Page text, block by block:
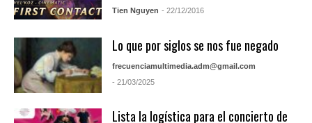
Tien Nguyen - 22/12/2016
Lo que por siglos se nos fue negado
frecuenciamultimedia.adm@gmail.com
- 21/03/2025
Lista la logística para el concierto de